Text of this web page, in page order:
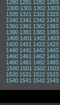
1280 1281 1282 1283
1300 1301 1302 1303
1320 1321 1322 1323
1340 1341 1342 1343
1360 1361 1362 1363
1380 1381 1382 1383
1400 1401 1402 1403
1420 1421 1422 1423
1440 1441 1442 1443
1460 1461 1462 1463
1480 1481 1482 1483
1500 1501 1502 1503
1520 1521 1522 1523
1540 1541 1542 1543